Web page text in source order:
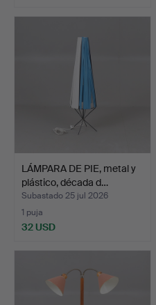
LÁMPARA DE PIE, metal y
plástico, década d…
Subastado 25 jul 2026
1 puja
32 USD